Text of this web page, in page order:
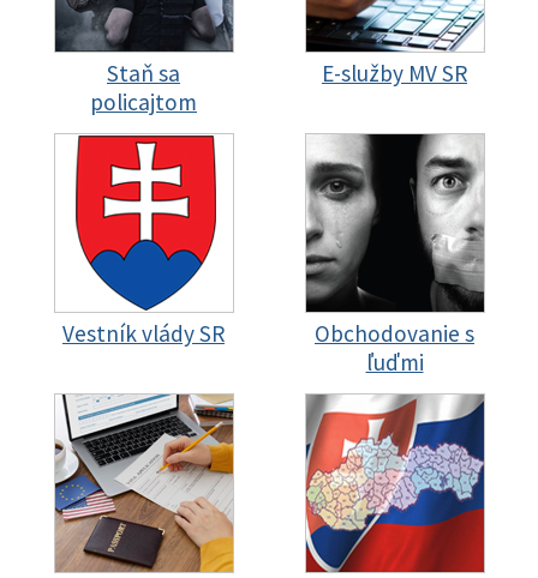
Staň sa
policajtom
E-služby MV SR
Vestník vlády SR
Obchodovanie s
ľuďmi